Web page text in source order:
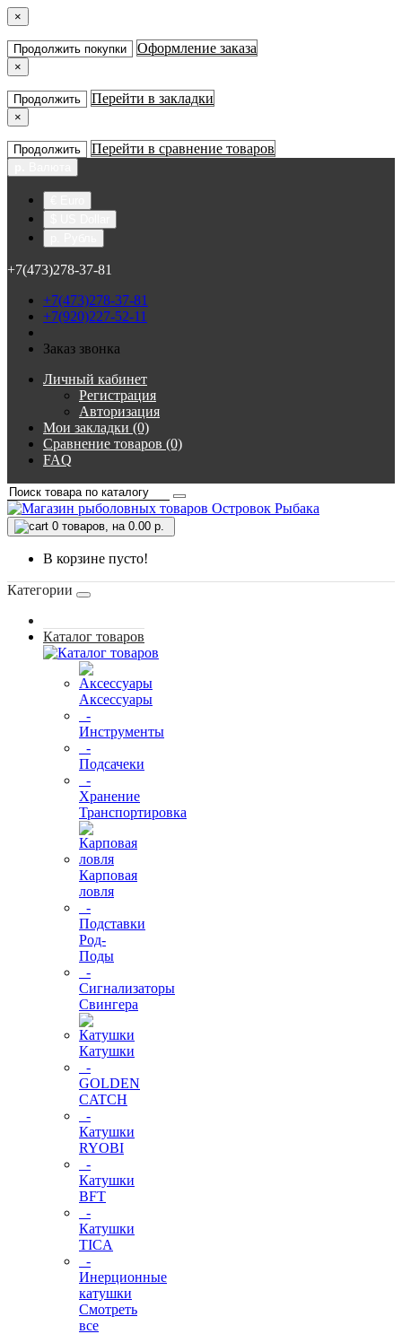
×
Продолжить покупки Оформление заказа
×
Продолжить Перейти в закладки
×
Продолжить Перейти в сравнение товаров
+7(473)278-37-81
+7(473)278-37-81
+7(920)227-52-11
Заказ звонка
Личный кабинет
Регистрация
Авторизация
Мои закладки (0)
Сравнение товаров (0)
FAQ
0 товаров, на 0.00 р.
В корзине пусто!
Категории
Каталог товаров
Аксессуары
-
Инструменты
-
Подсачеки
-
Хранение
Транспортировка
Карповая
ловля
-
Подставки
Род-
Поды
-
Сигнализаторы
Свингера
Катушки
-
GOLDEN
CATCH
-
Катушки
RYOBI
-
Катушки
BFT
-
Катушки
TICA
-
Инерционные
катушки
Смотреть
все